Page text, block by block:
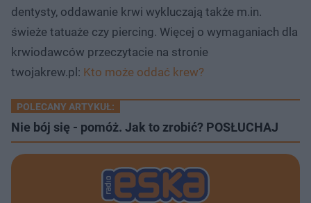
dentysty, oddawanie krwi wykluczają także m.in.
świeże tatuaże czy piercing. Więcej o wymaganiach dla
krwiodawców przeczytacie na stronie
twojakrew.pl: Kto może oddać krew?
POLECANY ARTYKUŁ:
Nie bój się - pomóż. Jak to zrobić? POSŁUCHAJ